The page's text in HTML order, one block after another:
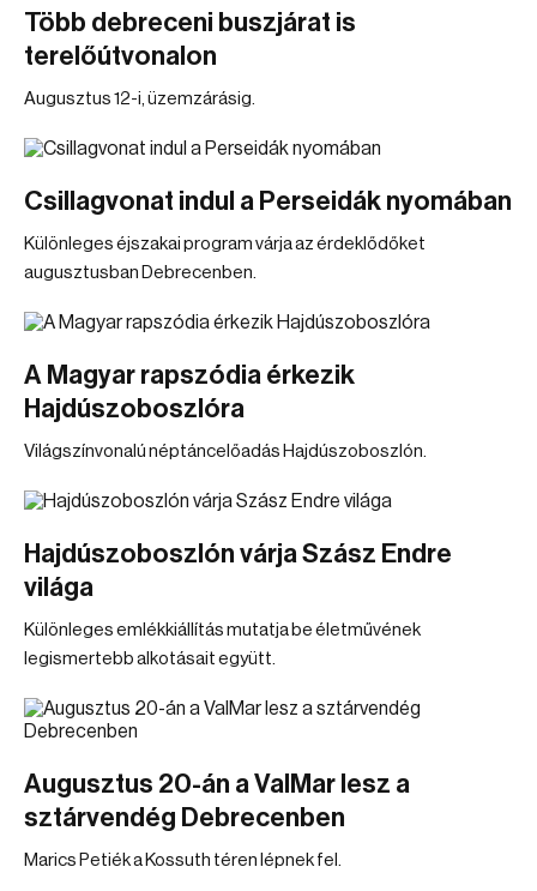
Több debreceni buszjárat is
terelőútvonalon
Augusztus 12-i, üzemzárásig.
Csillagvonat indul a Perseidák nyomában
Különleges éjszakai program várja az érdeklődőket
augusztusban Debrecenben.
A Magyar rapszódia érkezik
Hajdúszoboszlóra
Világszínvonalú néptáncelőadás Hajdúszoboszlón.
Hajdúszoboszlón várja Szász Endre
világa
Különleges emlékkiállítás mutatja be életművének
legismertebb alkotásait együtt.
Augusztus 20-án a ValMar lesz a
sztárvendég Debrecenben
Marics Petiék a Kossuth téren lépnek fel.